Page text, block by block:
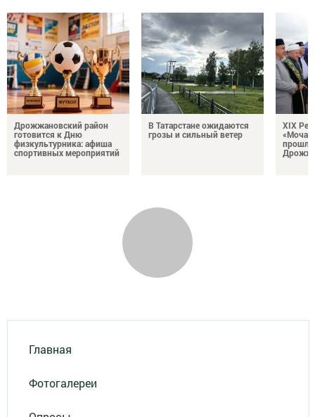
Дрожжановский район
готовится к Дню
физкультурника: афиша
спортивных мероприятий
В Татарстане ожидаются
грозы и сильный ветер
XIX
Главная
Фотогалереи